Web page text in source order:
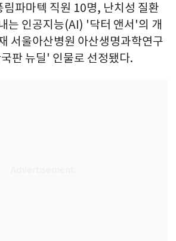
림파마텍 직원 10명, 난치성 질환
는 인공지능(AI) '닥터 앤서'의 개
서울아산병원 아산생명과학연구
판 뉴딜' 인물로 선정됐다.